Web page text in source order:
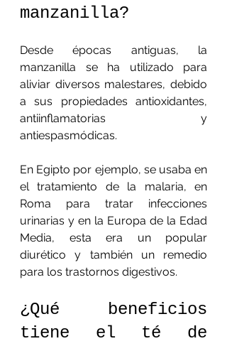
manzanilla?
Desde épocas antiguas, la
manzanilla se ha utilizado para
aliviar diversos malestares, debido
a sus propiedades antioxidantes,
antiinflamatorias y
antiespasmódicas.
En Egipto por ejemplo, se usaba en
el tratamiento de la malaria, en
Roma para tratar infecciones
urinarias y en la Europa de la Edad
Media, esta era un popular
diurético y también un remedio
para los trastornos digestivos.
¿Qué beneficios
tiene el té de